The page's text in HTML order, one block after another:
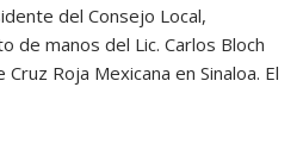
del Consejo Local,
de manos del Lic. Carlos Bloch
Roja Mexicana en Sinaloa. El